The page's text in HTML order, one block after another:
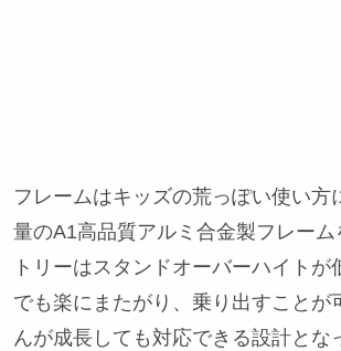
フレームはキッズの荒っぽい使い方
量のA1高品質アルミ合金製フレーム
トリーはスタンドオーバーハイトが
でも楽にまたがり、乗り出すことが
んが成長しても対応できる設計とな